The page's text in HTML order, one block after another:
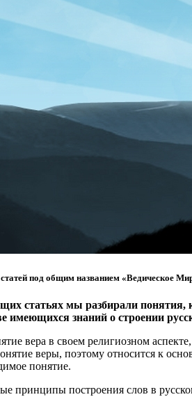
под общим названием «Ведическое
статьях мы разбирали
имеющихся знаний о строении
вера в своем религиозном
веры, поэтому относится к
понятие.
принципы построения слов в